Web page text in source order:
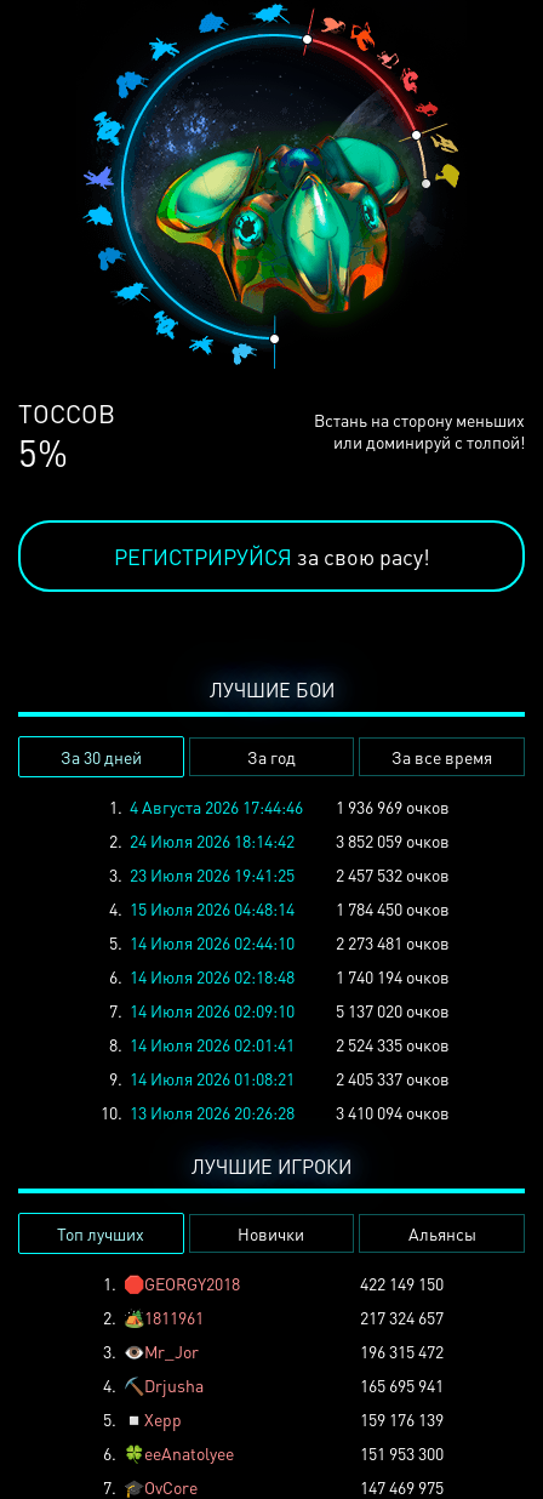
ЛЮДЕЙ
68%
Встань на сторону меньших
или доминируй с толпой!
РЕГИСТРИРУЙСЯ за свою расу!
ЛУЧШИЕ БОИ
За 30 дней За год За все время
1. 4 Августа 2026 17:44:46
1 936 969 очков
2. 24 Июля 2026 18:14:42
3 852 059 очков
3. 23 Июля 2026 19:41:25
2 457 532 очков
4. 15 Июля 2026 04:48:14
1 784 450 очков
5. 14 Июля 2026 02:44:10
2 273 481 очков
6. 14 Июля 2026 02:18:48
1 740 194 очков
7. 14 Июля 2026 02:09:10
5 137 020 очков
8. 14 Июля 2026 02:01:41
2 524 335 очков
9. 14 Июля 2026 01:08:21
2 405 337 очков
10. 13 Июля 2026 20:26:28 3 410 094 очков
ЛУЧШИЕ ИГРОКИ
Топ лучших Новички Альянсы
1. 🛑GEORGY2018
422 149 150
2. 🏕️1811961
217 324 657
3. 👁️Mr_Jor
196 315 472
4. ⛏️ Drjusha
165 695 941
5.
◽ Xepp
159 176 139
6. 🍀eeAnatolyee
151 953 300
7. 🎓OvCore
147 469 975